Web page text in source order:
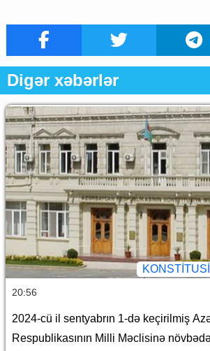
Digər xəbərlər
20:56
2024-cü il sentyabrın 1-də keçirilmiş
Respublikasının Milli Məclisinə